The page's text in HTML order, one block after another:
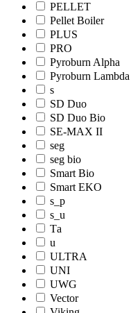
PELLET
Pellet Boiler
PLUS
PRO
Pyroburn Alpha
Pyroburn Lambda
s
SD Duo
SD Duo Bio
SE-MAX II
seg
seg bio
Smart Bio
Smart EKO
s_p
s_u
Tа
u
ULTRA
UNI
UWG
Vector